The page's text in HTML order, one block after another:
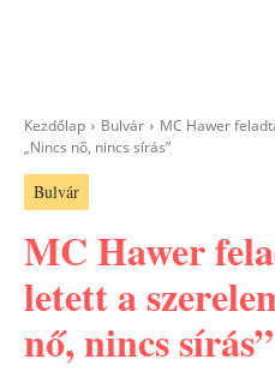
Kezdőlap Bulvár
MC Hawer
„Nincs nő, nincs sírás”
Bulvár
MC Hawer
letett a
nő, nincs sírás”